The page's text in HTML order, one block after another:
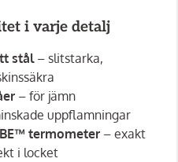
i varje detalj
stål – slitstarka,
– för jämn
uppflamningar
termometer – exakt
i locket